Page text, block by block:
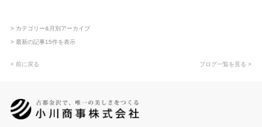
> カテゴリー&月別アーカイブ
> 最新の記事15件を表示
< 前に戻る ブログ一覧を見る >